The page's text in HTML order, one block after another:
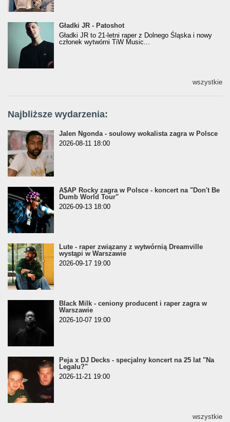
Gładki JR - Patoshot
Gładki JR - Patoshot
Gładki JR to 21-letni raper z Dolnego Śląska i nowy
członek wytwórni TiW Music...
wszystkie
Najbliższe wydarzenia:
Jalen Ngonda - soulowy wokalista zagra w Polsce
2026-08-11 18:00
A$AP Rocky zagra w Polsce - koncert na "Don't Be
Dumb World Tour"
2026-09-13 18:00
Lute - raper związany z wytwórnią Dreamville
wystąpi w Warszawie
2026-09-17 19:00
Black Milk - ceniony producent i raper zagra w
Warszawie
2026-10-07 19:00
Peja x DJ Decks - specjalny koncert na 25 lat "Na
Legalu?"
2026-11-21 19:00
wszystkie